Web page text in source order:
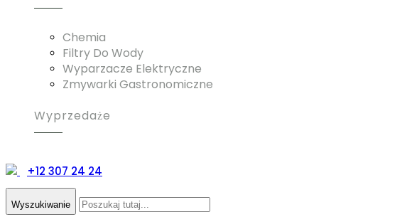
Chemia
Filtry Do Wody
Wyparzacze Elektryczne
Zmywarki Gastronomiczne
Wyprzedaże
+12 307 24 24
Wyszukiwanie